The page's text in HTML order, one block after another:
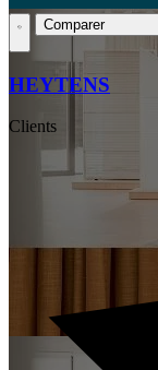
Comparer
HEYTENS
Clients